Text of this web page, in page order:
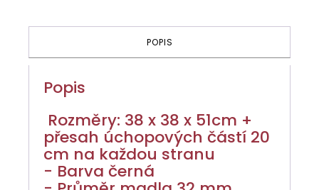
POPIS
Popis
Rozměry: 38 x 38 x 51cm +
přesah úchopových částí 20
cm na každou stranu
- Barva černá